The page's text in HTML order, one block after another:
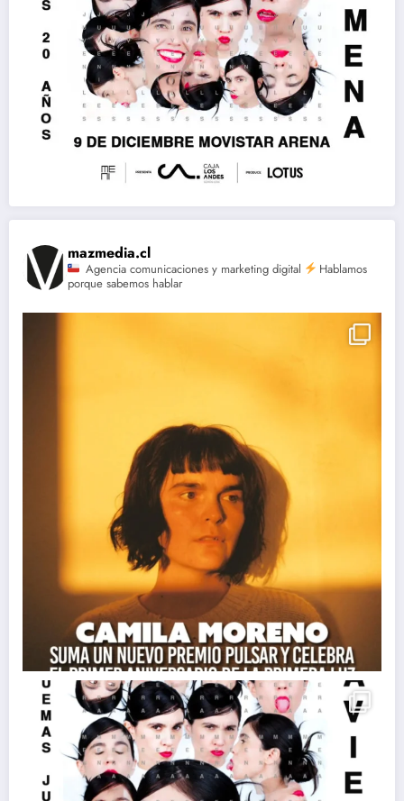
mazmedia.cl
Agencia comunicaciones y marketing digital
Hablamos
porque sabemos hablar